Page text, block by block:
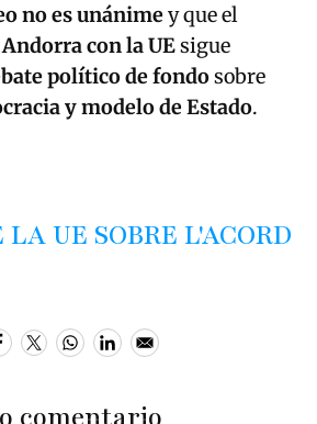
no es unánimey que el
con la UEsigue
político de fondosobre
y modelo de Estado.
UE SOBRE L'ACORD